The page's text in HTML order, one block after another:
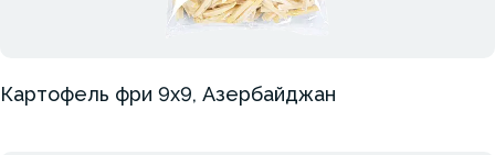
Картофель фри 9х9, Азербайджан